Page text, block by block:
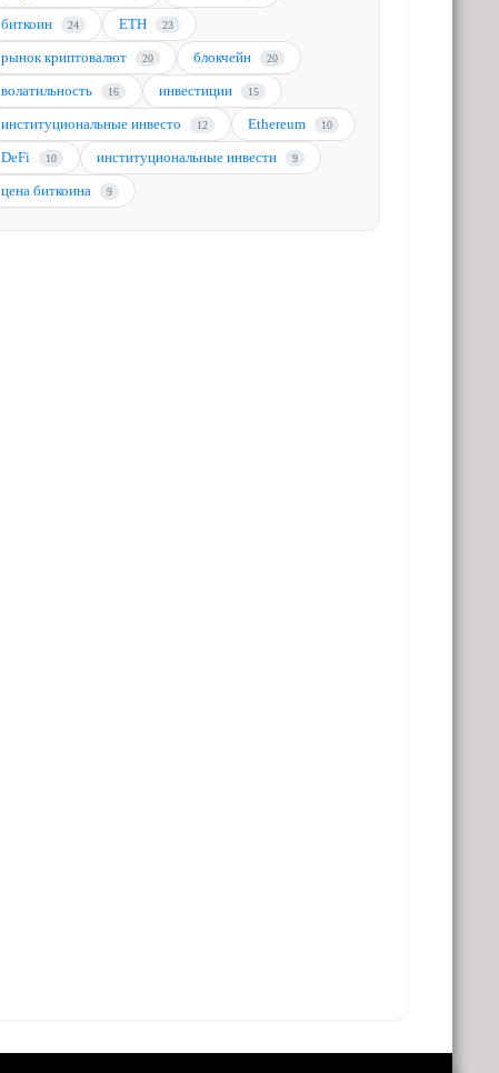
биткоин 24 ETH 23
рынок криптовалют 20 блокчейн 20
волатильность 16 инвестиции 15
институциональные инвесто 12 Ethereum 10
DeFi 10 институциональные инвести 9
цена биткоина 9